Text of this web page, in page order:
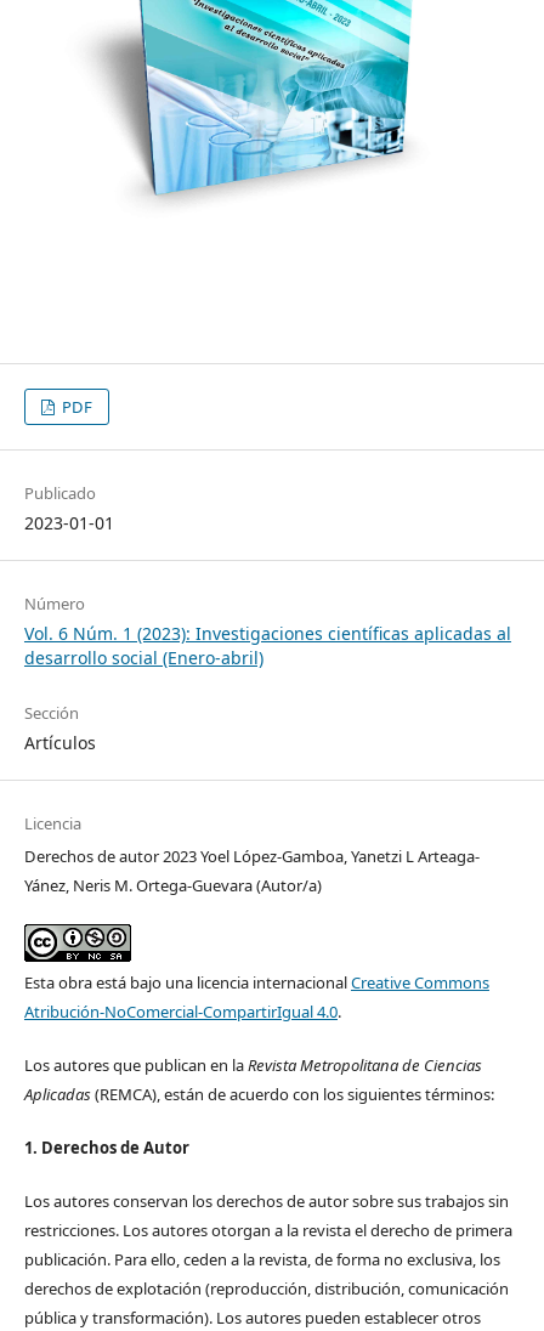
PDF
Publicado
2023-01-01
Número
Vol. 6 Núm. 1 (2023): Investigaciones científicas aplicadas al
desarrollo social (Enero-abril)
Sección
Artículos
Licencia
Derechos de autor 2023 Yoel López-Gamboa, Yanetzi L Arteaga-
Yánez, Neris M. Ortega-Guevara (Autor/a)
Esta obra está bajo una licencia internacionalCreative Commons
Atribución-NoComercial-CompartirIgual 4.0.
Los autores que publican en laRevista Metropolitana de Ciencias
Aplicadas(REMCA), están de acuerdo con los siguientes términos:
1. Derechos de Autor
Los autores conservan los derechos de autor sobre sus trabajos sin
restricciones. Los autores otorgan a la revista el derecho de primera
publicación. Para ello, ceden a la revista, de forma no exclusiva, los
derechos de explotación (reproducción, distribución, comunicación
pública y transformación). Los autores pueden establecer otros